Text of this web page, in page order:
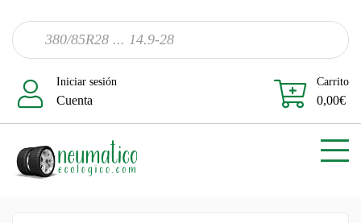
Iniciar sesión
Cuenta
Carrito
0,00€